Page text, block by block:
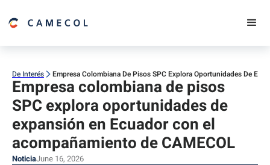
De Interés Empresa Colombiana De Pisos SPC Explora Oportunidades De
Empresa colombiana de pisos
SPC explora oportunidades de
expansión en Ecuador con el
acompañamiento de CAMECOL
NoticiaJune 16, 2026